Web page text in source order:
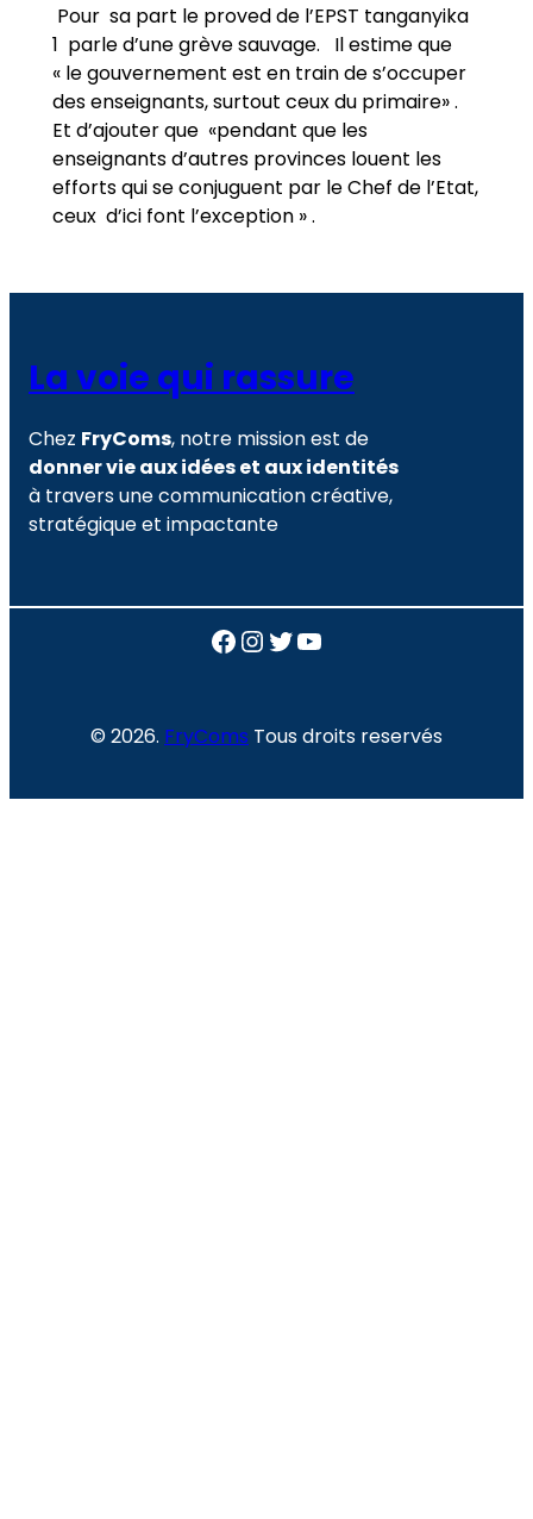
Pour sa part le proved de l’EPST tanganyika
1 parle d’une grève sauvage. Il estime que
« le gouvernement est en train de s’occuper
des enseignants, surtout ceux du primaire» .
Et d’ajouter que «pendant que les
enseignants d’autres provinces louent les
efforts qui se conjuguent par le Chef de l’Etat,
ceux d’ici font l’exception » .
La voie qui rassure
Chez FryComs, notre mission est de
donner vie aux idées et aux identités
à travers une communication créative,
stratégique et impactante
Facebook
Instagram
Twitter
YouTube
© 2026. FryComs Tous droits reservés